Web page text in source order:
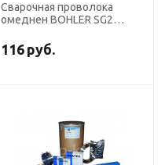
Сварочная проволока
омеднен BOHLER SG2
15 кг аналог СВ-08ГС)
116 руб.